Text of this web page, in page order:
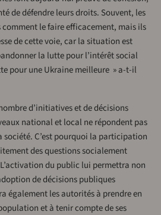
de défendre leurs droits. Souvent, les
comment le faire efficacement, mais ils
de cette voie, car la situation est
la lutte pour l’intérêt social
pour une Ukraine meilleure » a-t-il
d’initiatives et de décisions
national et local ne répondent pas
C’est pourquoi la participation
des questions socialement
du public lui permettra non
de décisions publiques
également les autorités à prendre en
et à tenir compte de ses